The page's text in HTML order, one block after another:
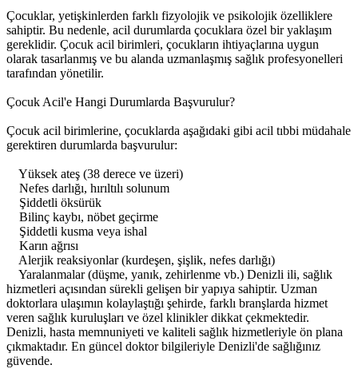
Çocuklar, yetişkinlerden farklı fizyolojik ve psikolojik özelliklere
sahiptir. Bu nedenle, acil durumlarda çocuklara özel bir yaklaşım
gereklidir. Çocuk acil birimleri, çocukların ihtiyaçlarına uygun
olarak tasarlanmış ve bu alanda uzmanlaşmış sağlık profesyonelleri
tarafından yönetilir.
Çocuk Acil'e Hangi Durumlarda Başvurulur?
Çocuk acil birimlerine, çocuklarda aşağıdaki gibi acil tıbbi müdahale
gerektiren durumlarda başvurulur:
Yüksek ateş (38 derece ve üzeri)
Nefes darlığı, hırıltılı solunum
Şiddetli öksürük
Bilinç kaybı, nöbet geçirme
Şiddetli kusma veya ishal
Karın ağrısı
Alerjik reaksiyonlar (kurdeşen, şişlik, nefes darlığı)
Yaralanmalar (düşme, yanık, zehirlenme vb.) Denizli ili, sağlık
hizmetleri açısından sürekli gelişen bir yapıya sahiptir. Uzman
doktorlara ulaşımın kolaylaştığı şehirde, farklı branşlarda hizmet
veren sağlık kuruluşları ve özel klinikler dikkat çekmektedir.
Denizli, hasta memnuniyeti ve kaliteli sağlık hizmetleriyle ön plana
çıkmaktadır. En güncel doktor bilgileriyle Denizli'de sağlığınız
güvende.